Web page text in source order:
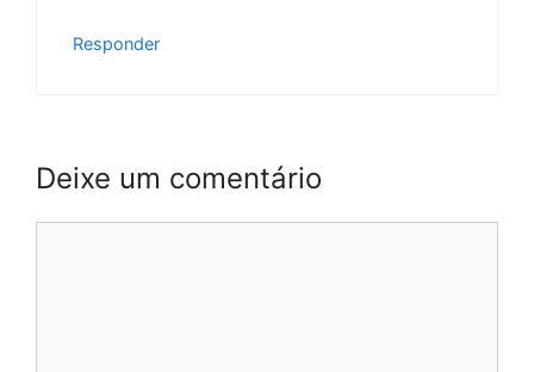
Responder
Deixe um comentário